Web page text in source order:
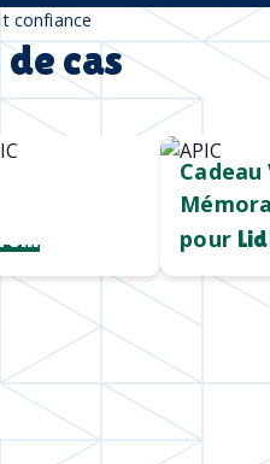
confiance
cas
Cadeau
pour